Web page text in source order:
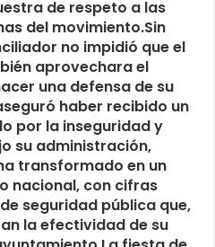
de respeto a las
del movimiento.Sin
no impidió que el
aprovechara el
una defensa de su
haber recibido un
por la inseguridad y
su administración,
transformado en un
nacional, con cifras
seguridad pública que,
la efectividad de su